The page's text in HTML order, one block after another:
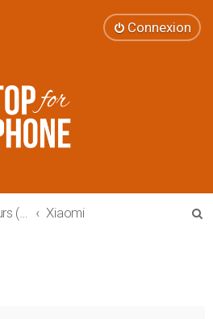
Connexion
Constructeurs (smartphones et tablettes) Xiaomi